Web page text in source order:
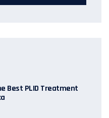
Best PLID Treatment